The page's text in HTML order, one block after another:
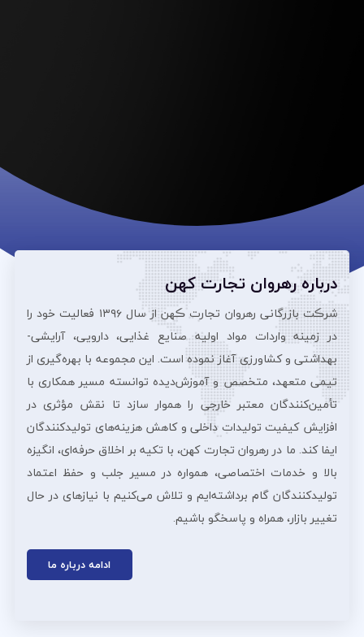
درباره رهروان تجارت کهن
شرڪت بازرگانی رهروان تجارت ڪهن از سال ۱۳۹۶ فعالیت خود را
در زمینه واردات مواد اولیه صنایع غذایی، دارویی، آرایشی‌-
بهداشتی و کشاورزی آغاز نموده است. این مجموعه با بهره‌گیری از
تیمی متعهد، متخصص و آموزش‌دیده توانسته مسیر همکاری با
تأمین‌کنندگان معتبر خارجی را هموار سازد تا نقش مؤثری در
افزایش کیفیت تولیدات داخلی و کاهش هزینه‌های تولیدکنندگان
ایفا کند. ما در رهروان تجارت کهن، با تکیه بر اخلاق حرفه‌ای، انگیزه
بالا و خدمات اختصاصی، همواره در مسیر جلب و حفظ اعتماد
تولیدکنندگان گام برداشته‌ایم و تلاش می‌کنیم با نیازهای در حال
تغییر بازار، همراه و پاسخگو باشیم.
ادامه درباره ما